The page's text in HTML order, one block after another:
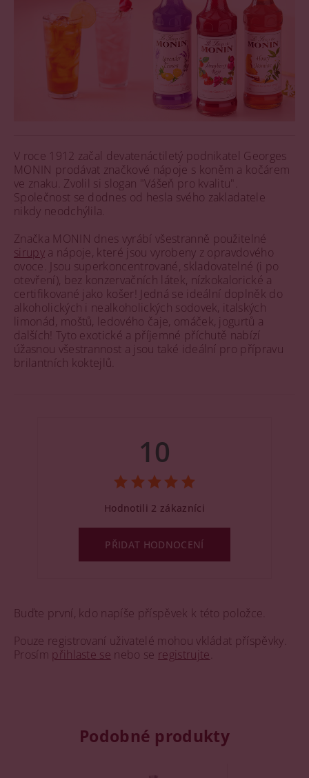
V roce 1912 začal devatenáctiletý podnikatel Georges
MONIN prodávat značkové nápoje s koněm a kočárem
ve znaku. Zvolil si slogan "Vášeň pro kvalitu".
Společnost se dodnes od hesla svého zakladatele
nikdy neodchýlila.
Značka MONIN dnes vyrábí všestranně použitelné
sirupya nápoje, které jsou vyrobeny z opravdového
ovoce. Jsou superkoncentrované, skladovatelné (i po
otevření), bez konzervačních látek, nízkokalorické a
certifikované jako košer! Jedná se ideální doplněk do
alkoholických i nealkoholických sodovek, italských
limonád, moštů, ledového čaje, omáček, jogurtů a
dalších! Tyto exotické a příjemné příchutě nabízí
úžasnou všestrannost a jsou také ideální pro přípravu
brilantních koktejlů.
Buďte první, kdo napíše příspěvek k této položce.
Pouze registrovaní uživatelé mohou vkládat příspěvky.
Prosím přihlaste se nebo se registrujte
10
Hodnotili 2 zákazníci
PŘIDAT HODNOCENÍ
Podobné produkty